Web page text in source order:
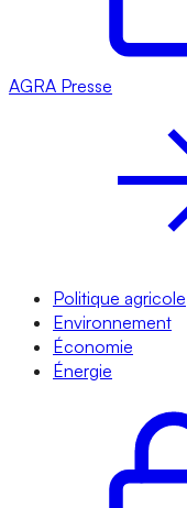
AGRA Presse
Politique agricole
Environnement
Économie
Énergie